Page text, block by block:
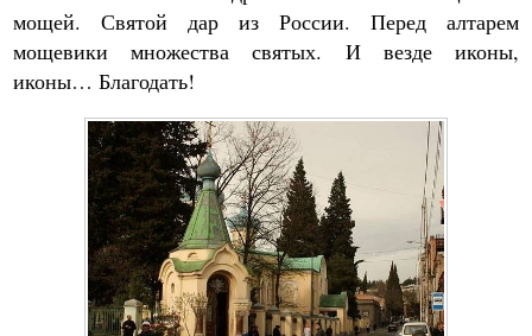
мощей. Святой дар из России. Перед алтарем
мощевики множества святых. И везде иконы,
иконы… Благодать!